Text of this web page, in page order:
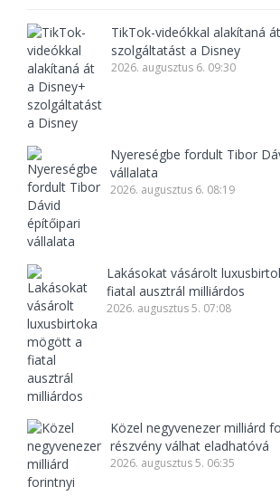
TikTok-videókkal alakítaná
szolgáltatást a Disney
2026. augusztus 6. 09:30
Nyereségbe fordult Tibor
vállalata
2026. augusztus 6. 08:19
Lakásokat vásárolt
fiatal ausztrál milliárdos
2026. augusztus 5. 07:08
Közel negyvenezer milliárd
részvény válhat eladhatóvá
2026. augusztus 5. 06:35